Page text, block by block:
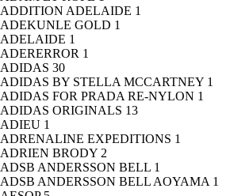
ADDITION ADELAIDE 1
ADEKUNLE GOLD 1
ADELAIDE 1
ADERERROR 1
ADIDAS 30
ADIDAS BY STELLA MCCARTNEY 1
ADIDAS FOR PRADA RE-NYLON 1
ADIDAS ORIGINALS 13
ADIEU 1
ADRENALINE EXPEDITIONS 1
ADRIEN BRODY 2
ADSB ANDERSSON BELL 1
ADSB ANDERSSON BELL AOYAMA 1